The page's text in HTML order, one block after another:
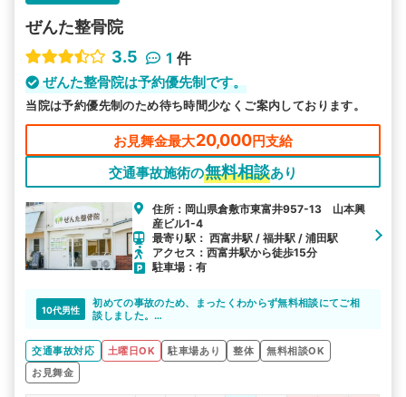
ぜんた整骨院
3.5
1 件
ぜんた整骨院は予約優先制です。
当院は予約優先制のため待ち時間少なくご案内しております。
お見舞金最大20,000円支給
交通事故施術の無料相談あり
住所：岡山県倉敷市東富井957-13 山本興
産ビル1-4
最寄り駅： 西富井駅 / 福井駅 / 浦田駅
アクセス：西富井駅から徒歩15分
駐車場：有
10代男性
初めての事故のため、まったくわからず無料相談にてご相
談しました。
交通事故対応
土曜日OK 駐車場あり 整体
無料相談OK
お見舞金